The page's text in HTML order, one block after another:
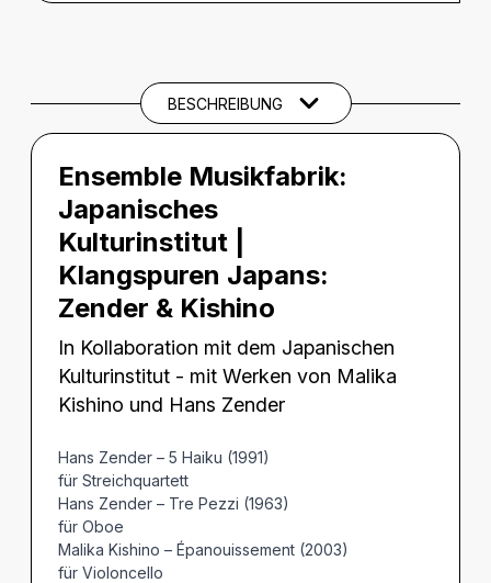
BESCHREIBUNG
Ensemble Musikfabrik:
Japanisches
Kulturinstitut |
Klangspuren Japans:
Zender & Kishino
In Kollaboration mit dem Japanischen
Kulturinstitut - mit Werken von Malika
Kishino und Hans Zender
Hans Zender – 5 Haiku (1991)
für Streichquartett
Hans Zender – Tre Pezzi (1963)
für Oboe
Malika Kishino – Épanouissement (2003)
für Violoncello